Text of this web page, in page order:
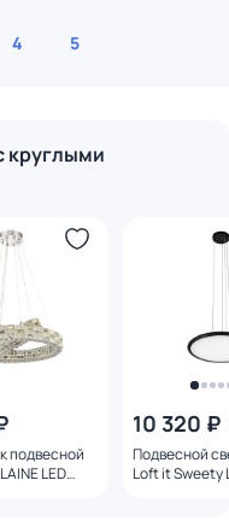
4 5
круглыми
подвесной
LED
10 320 ₽
Подвесной
Loft it Sweety